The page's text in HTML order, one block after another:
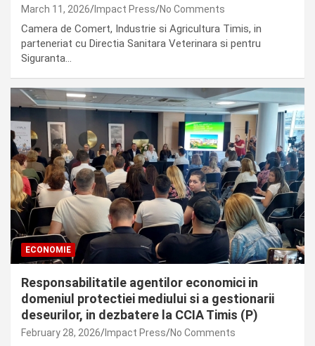
March 11, 2026 Impact Press No Comments
Camera de Comert, Industrie si Agricultura Timis, in
parteneriat cu Directia Sanitara Veterinara si pentru
Siguranta…
ECONOMIE
Responsabilitatile agentilor economici in
domeniul protectiei mediului si a gestionarii
deseurilor, in dezbatere la CCIA Timis (P)
February 28, 2026 Impact Press No Comments